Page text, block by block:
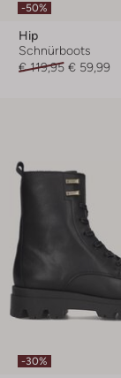
-50%
Hip
Schnürboots
€ 119,95 € 59,99
-30%